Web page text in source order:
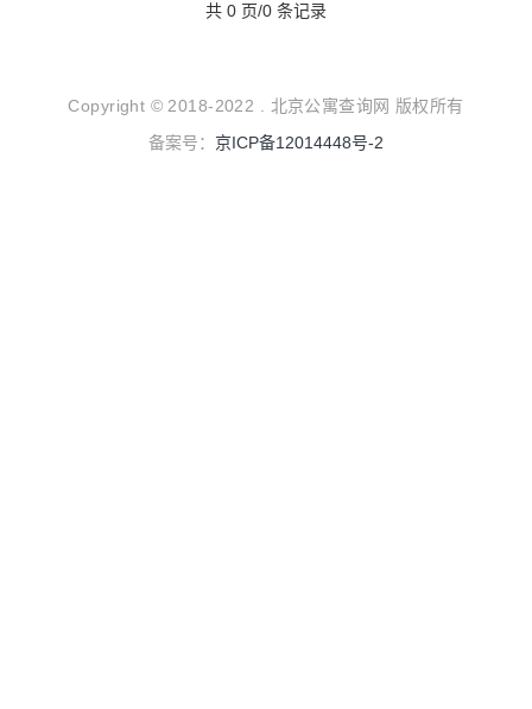
共 0 页/0 条记录
Copyright © 2018-2022 . 北京公寓查询网 版权所有
备案号： 京ICP备12014448号-2